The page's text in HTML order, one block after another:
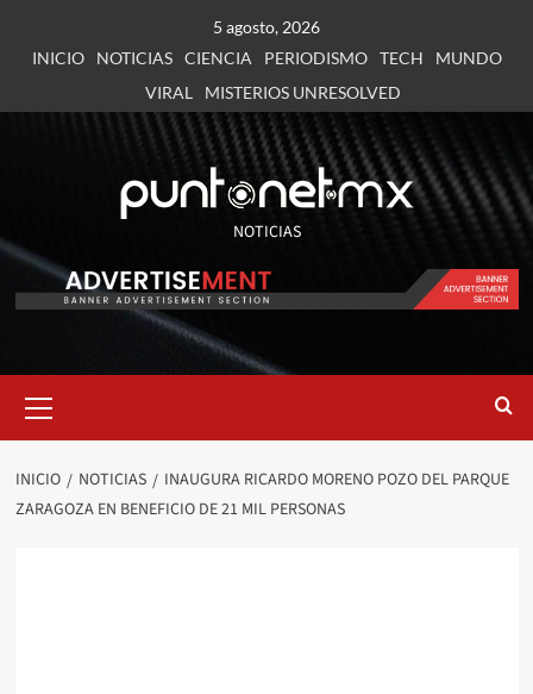
5 agosto, 2026
INICIO
NOTICIAS CIENCIA PERIODISMO TECH
MUNDO
VIRAL
MISTERIOS UNRESOLVED
NOTICIAS
INICIO NOTICIAS
INAUGURA RICARDO MORENO POZO DEL PARQUE
ZARAGOZA EN BENEFICIO DE 21 MIL PERSONAS